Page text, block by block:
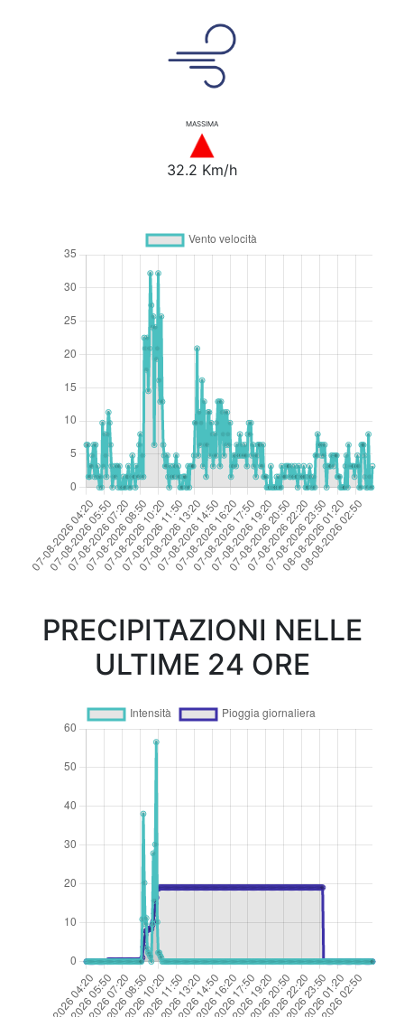
MASSIMA
32.2 Km/h
PRECIPITAZIONI NELLE
ULTIME 24 ORE